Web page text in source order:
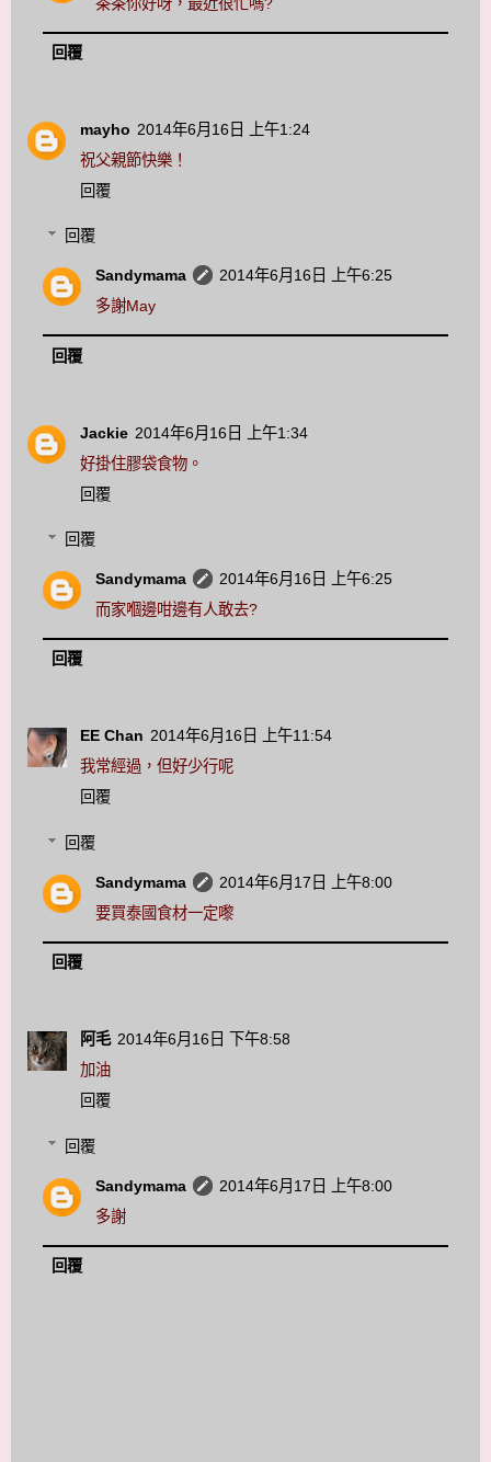
回覆
mayho 2014年6月16日 上午1:24
祝父親節快樂！
回覆
回覆
Sandymama
2014年6月16日 上午6:25
多謝May
回覆
Jackie 2014年6月16日 上午1:34
好掛住膠袋食物。
回覆
回覆
Sandymama
2014年6月16日 上午6:25
而家嗰邊咁邊有人敢去?
回覆
EE Chan 2014年6月16日 上午11:54
我常經過，但好少行呢
回覆
回覆
Sandymama
2014年6月17日 上午8:00
要買泰國食材一定嚟
回覆
阿毛 2014年6月16日 下午8:58
加油
回覆
回覆
Sandymama
2014年6月17日 上午8:00
多謝
回覆